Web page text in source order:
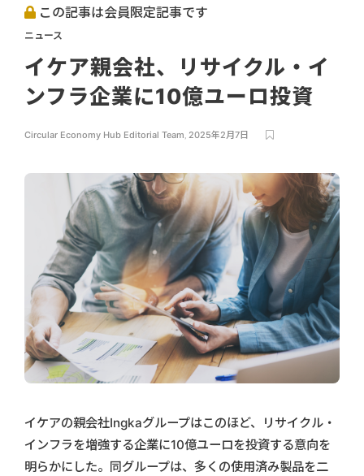
この記事は会員限定記事です
ニュース
イケア親会社、リサイクル・イ
ンフラ企業に10億ユーロ投資
Circular Economy Hub Editorial Team, 2025年2月7日
イケアの親会社Ingkaグループはこのほど、リサイクル・
インフラを増強する企業に10億ユーロを投資する意向を
明らかにした。同グループは、多くの使用済み製品を二